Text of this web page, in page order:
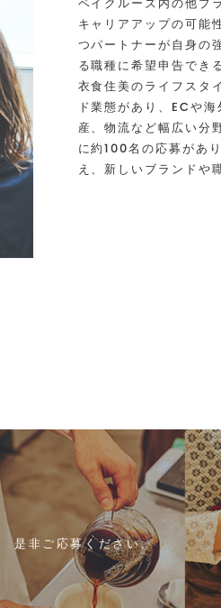
ベイクルーズ内の他ブ
キャリアアップの可能
つパートナーが自身の
る職種に希望申告でき
衣食住美のライフスタ
ド業態があり、ECや
産、物流など幅広い分
に約100名の応募があ
え、新しいブランドや
是非ご応募ください。